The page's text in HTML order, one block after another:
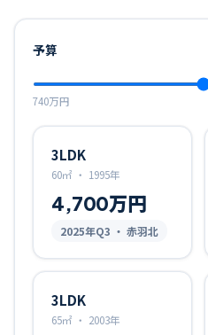
予算
740万円
3LDK
60㎡ ・ 1995年
4,700万円
2025年Q3 ・ 赤羽北
3LDK
65㎡ ・ 2003年